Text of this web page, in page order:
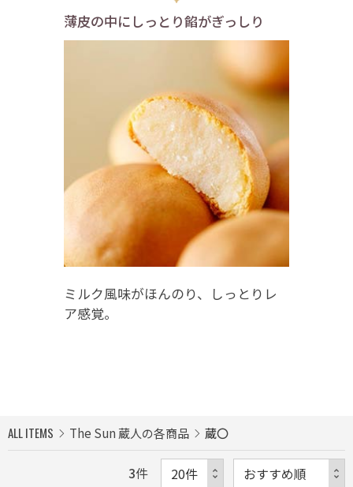
薄皮の中にしっとり餡がぎっしり
ミルク風味がほんのり、しっとりレ
ア感覚。
ALL ITEMS The Sun 蔵人の各商品 蔵〇
3件